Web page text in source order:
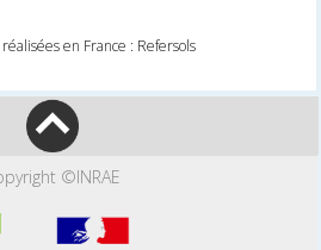
en France : Refersols
©INRAE